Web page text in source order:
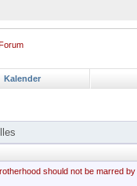
Kalender
should not be marred